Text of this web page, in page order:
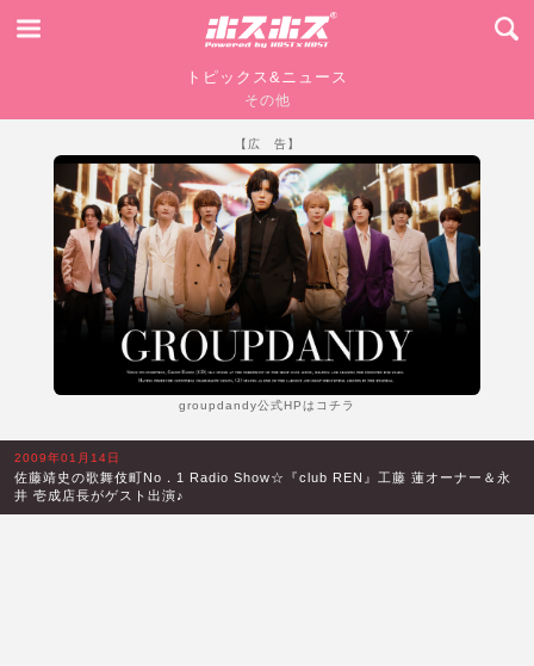
トピックス&ニュース
その他
【広 告】
groupdandy公式HPはコチラ
2009年01月14日
佐藤靖史の歌舞伎町No．1 Radio Show☆『club REN』工藤 蓮オーナー＆永
井 壱成店長がゲスト出演♪